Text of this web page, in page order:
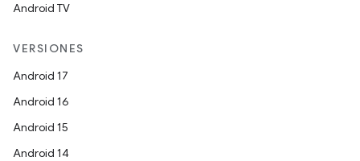
Android TV
VERSIONES
Android 17
Android 16
Android 15
Android 14